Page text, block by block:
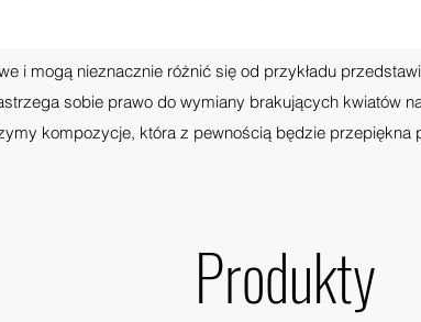
i mogą nieznacznie różnić się od przykładu
sobie prawo do wymiany brakujących kwiatów
kompozycje, która z pewnością będzie
Produkty